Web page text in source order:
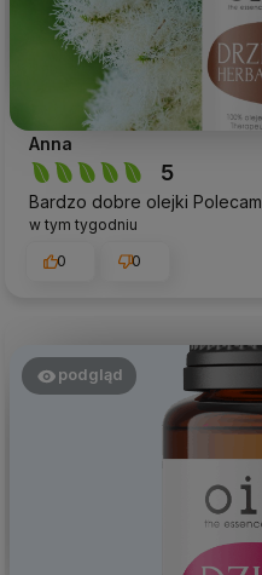
Anna
5
Bardzo dobre olejki Polecam
w tym tygodniu
0
0
podgląd